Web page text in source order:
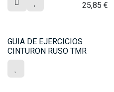
25,85 €
GUIA DE EJERCICIOS
CINTURON RUSO TMR